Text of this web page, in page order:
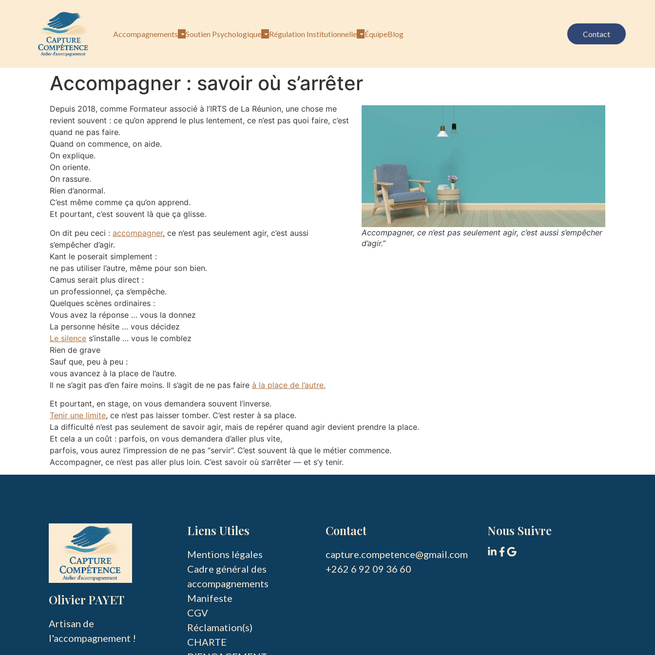
Accompagnements Soutien Psychologique Régulation Institutionnelle ÉquipeBlog Contact
Accompagner : savoir où s’arrêter
Accompagner, ce n’est pas seulement agir, c’est aussi s’empêcher
d’agir.”
Depuis 2018, comme Formateur associé à l’IRTS de La Réunion, une chose me
revient souvent : ce qu’on apprend le plus lentement, ce n’est pas quoi faire, c’est
quand ne pas faire.
Quand on commence, on aide.
On explique.
On oriente.
On rassure.
Rien d’anormal.
C’est même comme ça qu’on apprend.
Et pourtant, c’est souvent là que ça glisse.
On dit peu ceci : accompagner, ce n’est pas seulement agir, c’est aussi
s’empêcher d’agir.
Kant le poserait simplement :
ne pas utiliser l’autre, même pour son bien.
Camus serait plus direct :
un professionnel, ça s’empêche.
Quelques scènes ordinaires :
Vous avez la réponse … vous la donnez
La personne hésite … vous décidez
Le silence s’installe … vous le comblez
Rien de grave
Sauf que, peu à peu :
vous avancez à la place de l’autre.
Il ne s’agit pas d’en faire moins. Il s’agit de ne pas faire à la place de l’autre.
Et pourtant, en stage, on vous demandera souvent l’inverse.
Tenir une limite, ce n’est pas laisser tomber. C’est rester à sa place.
La difficulté n’est pas seulement de savoir agir, mais de repérer quand agir devient prendre la place.
Et cela a un coût : parfois, on vous demandera d’aller plus vite,
parfois, vous aurez l’impression de ne pas “servir”. C’est souvent là que le métier commence.
Accompagner, ce n’est pas aller plus loin. C’est savoir où s’arrêter — et s’y tenir.
Olivier PAYET
Artisan de
l'accompagnement !
Liens Utiles
Mentions légales
Cadre général des
accompagnements
Manifeste
CGV
Réclamation(s)
CHARTE
Contact
capture.competence@gmail.com
Nous Suivre